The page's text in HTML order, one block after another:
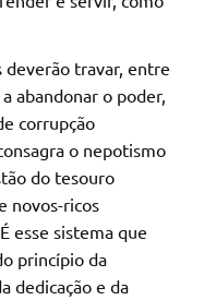
deverão travar, entre
abandonar o poder,
corrupção
o nepotismo
do tesouro
novos-ricos
esse sistema que
princípio da
dedicação e da